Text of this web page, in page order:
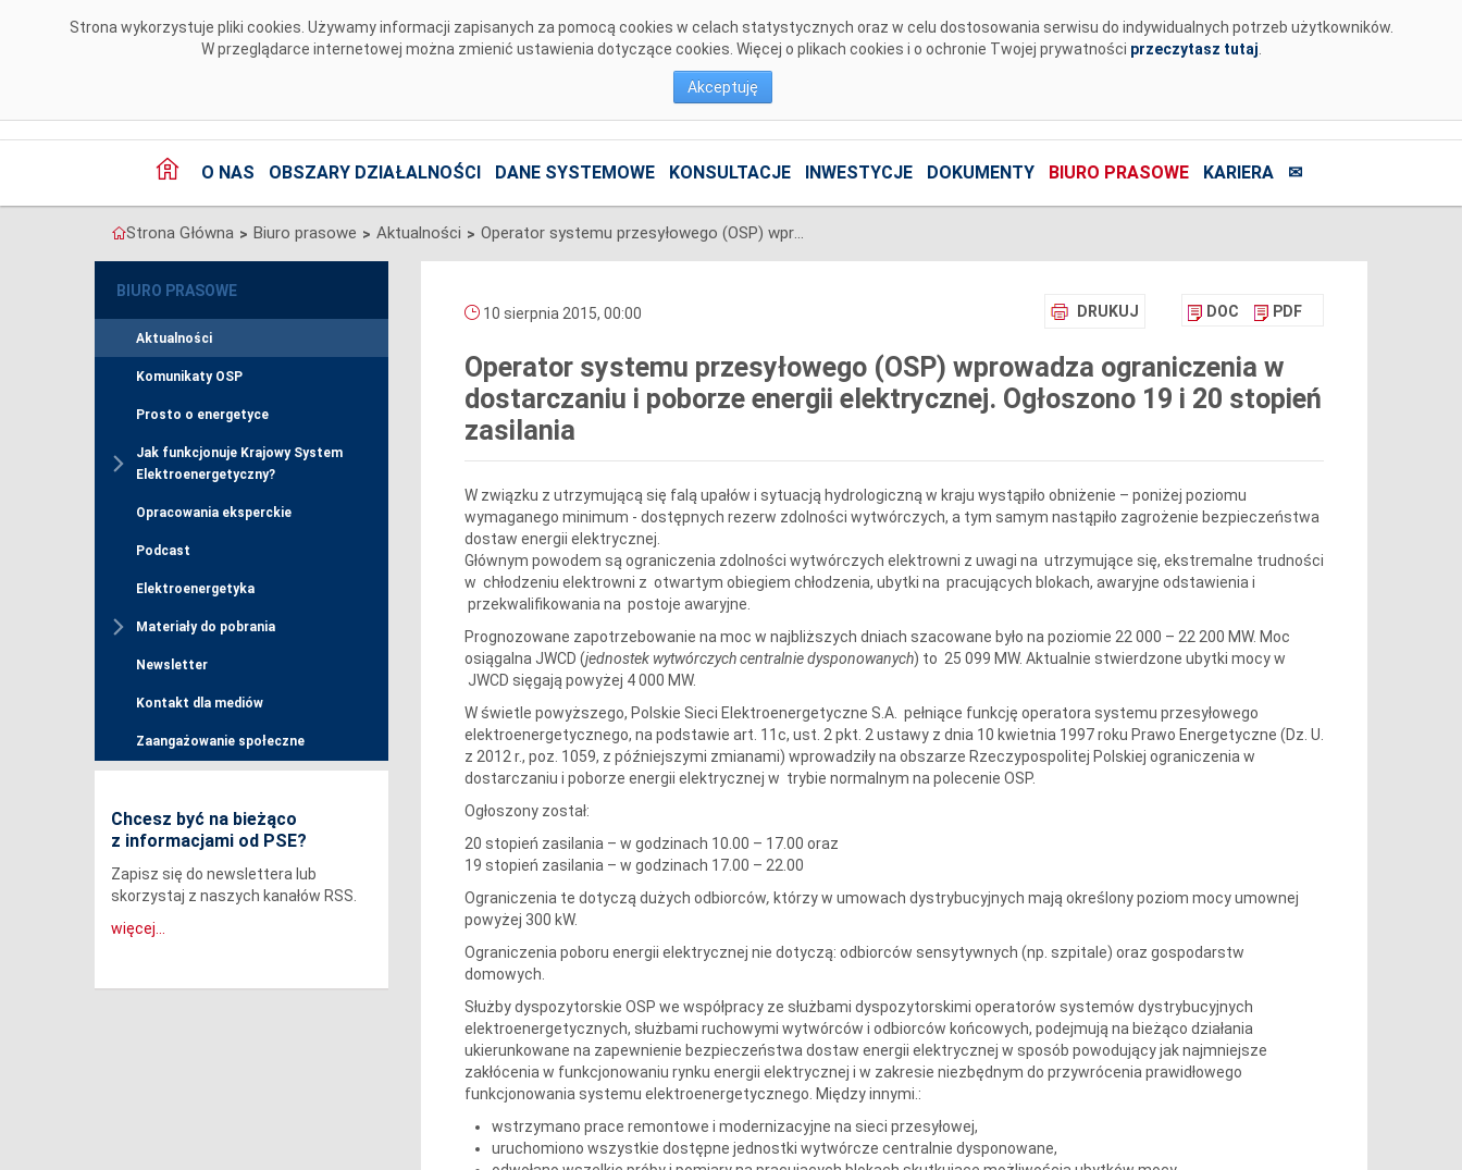
Strona wykorzystuje pliki cookies. Używamy informacji zapisanych za pomocą cookies w celach statystycznych oraz w celu dostosowania serwisu do indywidualnych potrzeb użytkowników.
W przeglądarce internetowej można zmienić ustawienia dotyczące cookies. Więcej o plikach cookies i o ochronie Twojej prywatności przeczytasz tutaj
Akceptuję
O NAS OBSZARY DZIAŁALNOŚCI DANE SYSTEMOWE KONSULTACJE INWESTYCJE DOKUMENTY BIURO PRASOWE KARIERA ✉
Strona Główna > Biuro prasowe > Aktualności > Operator systemu przesyłowego (OSP) wprowadza ograniczenia w dostarczaniu i poborze energii elektrycznej. Ogłoszono 19 i 20 stopień zasilania
BIURO PRASOWE
Aktualności
Komunikaty OSP
Prosto o energetyce
Jak funkcjonuje Krajowy System
Elektroenergetyczny?
Opracowania eksperckie
Podcast
Elektroenergetyka
Materiały do pobrania
Newsletter
Kontakt dla mediów
Zaangażowanie społeczne
Chcesz być na bieżąco
z informacjami od PSE?
Zapisz się do newslettera lub
skorzystaj z naszych kanałów RSS.
więcej...
DRUKUJ DOC PDF
10 sierpnia 2015, 00:00
Operator systemu przesyłowego (OSP) wprowadza ograniczenia w
dostarczaniu i poborze energii elektrycznej. Ogłoszono 19 i 20 stopień
zasilania
W związku z utrzymującą się falą upałów i sytuacją hydrologiczną w kraju wystąpiło obniżenie – poniżej poziomu
wymaganego minimum - dostępnych rezerw zdolności wytwórczych, a tym samym nastąpiło zagrożenie bezpieczeństwa
dostaw energii elektrycznej.
Głównym powodem są ograniczenia zdolności wytwórczych elektrowni z uwagi na utrzymujące się, ekstremalne trudności
w chłodzeniu elektrowni z otwartym obiegiem chłodzenia, ubytki na pracujących blokach, awaryjne odstawienia i
przekwalifikowania na postoje awaryjne.
Prognozowane zapotrzebowanie na moc w najbliższych dniach szacowane było na poziomie 22 000 – 22 200 MW. Moc
osiągalna JWCD (jednostek wytwórczych centralnie dysponowanych) to 25 099 MW. Aktualnie stwierdzone ubytki mocy w
JWCD sięgają powyżej 4 000 MW.
W świetle powyższego, Polskie Sieci Elektroenergetyczne S.A. pełniące funkcję operatora systemu przesyłowego
elektroenergetycznego, na podstawie art. 11c, ust. 2 pkt. 2 ustawy z dnia 10 kwietnia 1997 roku Prawo Energetyczne (Dz. U.
z 2012 r., poz. 1059, z późniejszymi zmianami) wprowadziły na obszarze Rzeczypospolitej Polskiej ograniczenia w
dostarczaniu i poborze energii elektrycznej w trybie normalnym na polecenie OSP.
Ogłoszony został:
20 stopień zasilania – w godzinach 10.00 – 17.00 oraz
19 stopień zasilania – w godzinach 17.00 – 22.00
Ograniczenia te dotyczą dużych odbiorców, którzy w umowach dystrybucyjnych mają określony poziom mocy umownej
powyżej 300 kW.
Ograniczenia poboru energii elektrycznej nie dotyczą: odbiorców sensytywnych (np. szpitale) oraz gospodarstw
domowych.
Służby dyspozytorskie OSP we współpracy ze służbami dyspozytorskimi operatorów systemów dystrybucyjnych
elektroenergetycznych, służbami ruchowymi wytwórców i odbiorców końcowych, podejmują na bieżąco działania
ukierunkowane na zapewnienie bezpieczeństwa dostaw energii elektrycznej w sposób powodujący jak najmniejsze
zakłócenia w funkcjonowaniu rynku energii elektrycznej i w zakresie niezbędnym do przywrócenia prawidłowego
funkcjonowania systemu elektroenergetycznego. Między innymi.:
wstrzymano prace remontowe i modernizacyjne na sieci przesyłowej,
uruchomiono wszystkie dostępne jednostki wytwórcze centralnie dysponowane,